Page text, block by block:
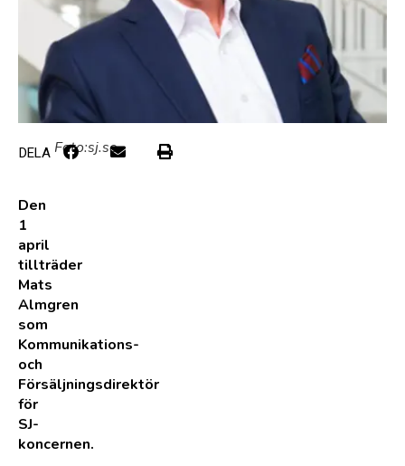
Foto:sj.se
Den
1
april
tillträder
Mats
Almgren
som
Kommunikations-
och
Försäljningsdirektör
för
SJ-
koncernen.
DELA